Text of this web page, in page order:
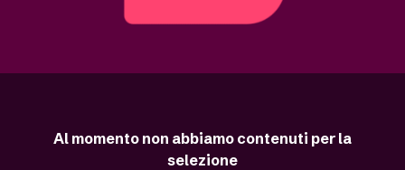
Al momento non abbiamo contenuti per la
selezione